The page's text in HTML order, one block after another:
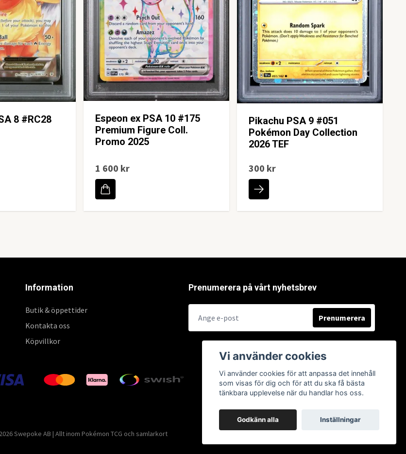
8 #RC28
Espeon ex PSA 10 #175
Premium Figure Coll.
Promo 2025
1 600 kr
Pikachu PSA 9 #051
Pokémon Day Collection
2026 TEF
300 kr
Information
Butik & öppettider
Kontakta oss
Köpvillkor
Prenumerera på vårt nyhetsbrev
Prenumerera
Swepoke AB | Allt inom Pokémon TCG och samlarkort
Vi använder cookies
Vi använder cookies för att anpassa det innehåll
som visas för dig och för att du ska få bästa
tänkbara upplevelse när du handlar hos oss.
Godkänn alla Inställningar